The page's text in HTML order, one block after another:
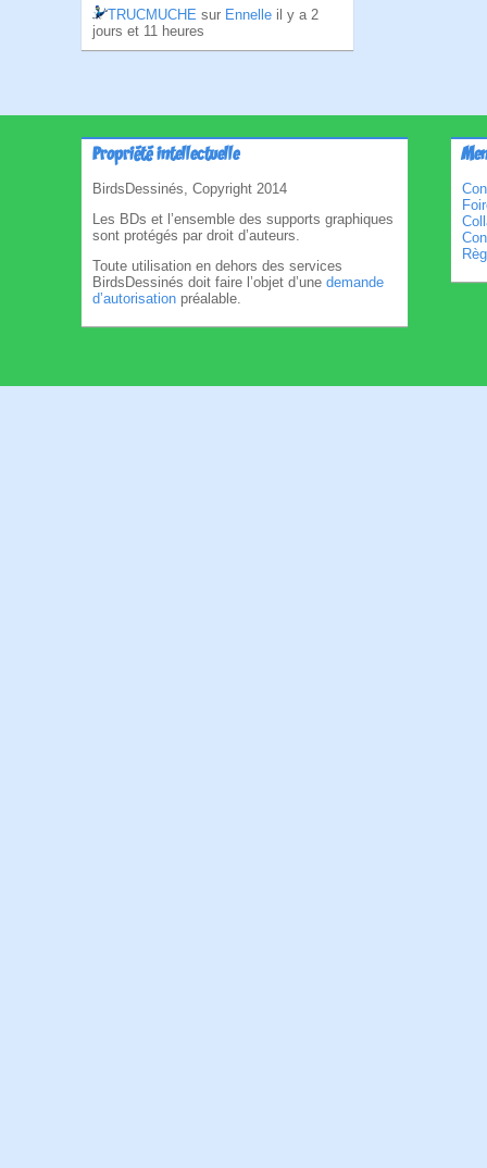
TRUCMUCHE sur Ennelle il y a 2
jours et 11 heures
Propriété intellectuelle
BirdsDessinés, Copyright 2014
Les BDs et l’ensemble des supports graphiques
sont protégés par droit d’auteurs.
Toute utilisation en dehors des services
BirdsDessinés doit faire l’objet d’une demande
d’autorisation préalable.